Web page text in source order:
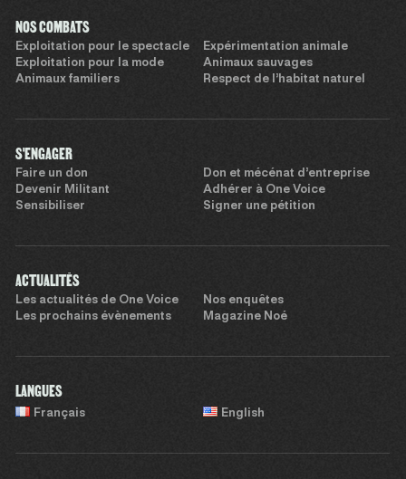
NOS COMBATS
Exploitation pour le spectacle
Expérimentation animale
Exploitation pour la mode
Animaux sauvages
Animaux familiers
Respect de l’habitat naturel
S'ENGAGER
Faire un don
Don et mécénat d’entreprise
Devenir Militant
Adhérer à One Voice
Sensibiliser
Signer une pétition
ACTUALITÉS
Les actualités de One Voice
Nos enquêtes
Les prochains évènements
Magazine Noé
LANGUES
Français English